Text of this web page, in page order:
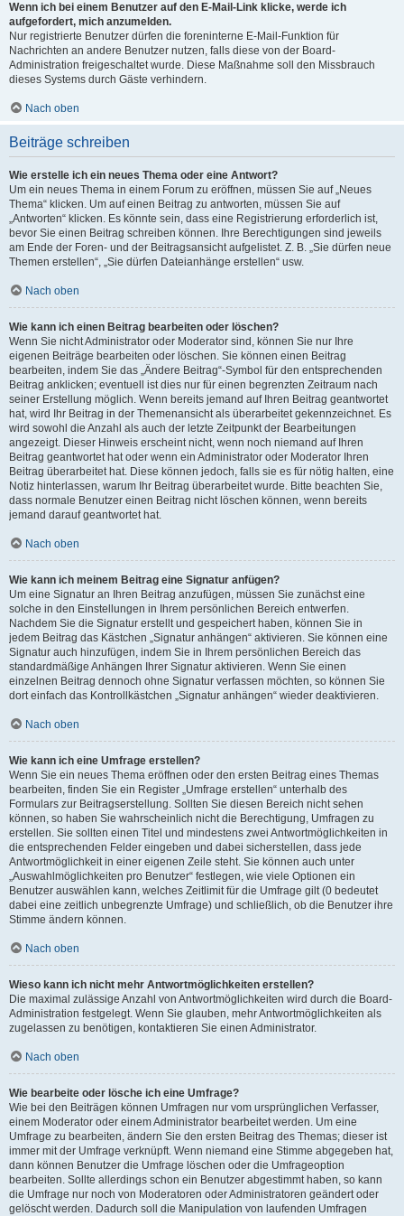
Wenn ich bei einem Benutzer auf den E-Mail-Link klicke, werde ich
aufgefordert, mich anzumelden.
Nur registrierte Benutzer dürfen die foreninterne E-Mail-Funktion für
Nachrichten an andere Benutzer nutzen, falls diese von der Board-
Administration freigeschaltet wurde. Diese Maßnahme soll den Missbrauch
dieses Systems durch Gäste verhindern.
Nach oben
Beiträge schreiben
Wie erstelle ich ein neues Thema oder eine Antwort?
Um ein neues Thema in einem Forum zu eröffnen, müssen Sie auf „Neues
Thema“ klicken. Um auf einen Beitrag zu antworten, müssen Sie auf
„Antworten“ klicken. Es könnte sein, dass eine Registrierung erforderlich ist,
bevor Sie einen Beitrag schreiben können. Ihre Berechtigungen sind jeweils
am Ende der Foren- und der Beitragsansicht aufgelistet. Z. B. „Sie dürfen neue
Themen erstellen“, „Sie dürfen Dateianhänge erstellen“ usw.
Nach oben
Wie kann ich einen Beitrag bearbeiten oder löschen?
Wenn Sie nicht Administrator oder Moderator sind, können Sie nur Ihre
eigenen Beiträge bearbeiten oder löschen. Sie können einen Beitrag
bearbeiten, indem Sie das „Ändere Beitrag“-Symbol für den entsprechenden
Beitrag anklicken; eventuell ist dies nur für einen begrenzten Zeitraum nach
seiner Erstellung möglich. Wenn bereits jemand auf Ihren Beitrag geantwortet
hat, wird Ihr Beitrag in der Themenansicht als überarbeitet gekennzeichnet. Es
wird sowohl die Anzahl als auch der letzte Zeitpunkt der Bearbeitungen
angezeigt. Dieser Hinweis erscheint nicht, wenn noch niemand auf Ihren
Beitrag geantwortet hat oder wenn ein Administrator oder Moderator Ihren
Beitrag überarbeitet hat. Diese können jedoch, falls sie es für nötig halten, eine
Notiz hinterlassen, warum Ihr Beitrag überarbeitet wurde. Bitte beachten Sie,
dass normale Benutzer einen Beitrag nicht löschen können, wenn bereits
jemand darauf geantwortet hat.
Nach oben
Wie kann ich meinem Beitrag eine Signatur anfügen?
Um eine Signatur an Ihren Beitrag anzufügen, müssen Sie zunächst eine
solche in den Einstellungen in Ihrem persönlichen Bereich entwerfen.
Nachdem Sie die Signatur erstellt und gespeichert haben, können Sie in
jedem Beitrag das Kästchen „Signatur anhängen“ aktivieren. Sie können eine
Signatur auch hinzufügen, indem Sie in Ihrem persönlichen Bereich das
standardmäßige Anhängen Ihrer Signatur aktivieren. Wenn Sie einen
einzelnen Beitrag dennoch ohne Signatur verfassen möchten, so können Sie
dort einfach das Kontrollkästchen „Signatur anhängen“ wieder deaktivieren.
Nach oben
Wie kann ich eine Umfrage erstellen?
Wenn Sie ein neues Thema eröffnen oder den ersten Beitrag eines Themas
bearbeiten, finden Sie ein Register „Umfrage erstellen“ unterhalb des
Formulars zur Beitragserstellung. Sollten Sie diesen Bereich nicht sehen
können, so haben Sie wahrscheinlich nicht die Berechtigung, Umfragen zu
erstellen. Sie sollten einen Titel und mindestens zwei Antwortmöglichkeiten in
die entsprechenden Felder eingeben und dabei sicherstellen, dass jede
Antwortmöglichkeit in einer eigenen Zeile steht. Sie können auch unter
„Auswahlmöglichkeiten pro Benutzer“ festlegen, wie viele Optionen ein
Benutzer auswählen kann, welches Zeitlimit für die Umfrage gilt (0 bedeutet
dabei eine zeitlich unbegrenzte Umfrage) und schließlich, ob die Benutzer ihre
Stimme ändern können.
Nach oben
Wieso kann ich nicht mehr Antwortmöglichkeiten erstellen?
Die maximal zulässige Anzahl von Antwortmöglichkeiten wird durch die Board-
Administration festgelegt. Wenn Sie glauben, mehr Antwortmöglichkeiten als
zugelassen zu benötigen, kontaktieren Sie einen Administrator.
Nach oben
Wie bearbeite oder lösche ich eine Umfrage?
Wie bei den Beiträgen können Umfragen nur vom ursprünglichen Verfasser,
einem Moderator oder einem Administrator bearbeitet werden. Um eine
Umfrage zu bearbeiten, ändern Sie den ersten Beitrag des Themas; dieser ist
immer mit der Umfrage verknüpft. Wenn niemand eine Stimme abgegeben hat,
dann können Benutzer die Umfrage löschen oder die Umfrageoption
bearbeiten. Sollte allerdings schon ein Benutzer abgestimmt haben, so kann
die Umfrage nur noch von Moderatoren oder Administratoren geändert oder
gelöscht werden. Dadurch soll die Manipulation von laufenden Umfragen